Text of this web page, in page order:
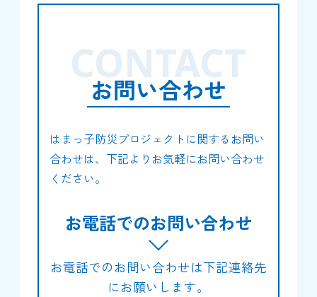
お問い合わせ
CONTACT
はまっ子防災プロジェクトに関するお問い
合わせは、下記よりお気軽にお問い合わせ
ください。
お電話でのお問い合わせ
お電話でのお問い合わせは下記連絡先
にお願いします。